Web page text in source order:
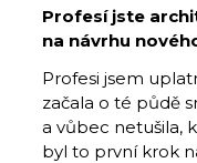
Profesí jste
na návrhu
Profesi jsem
začala o té půdě
a vůbec netušila,
byl to první krok